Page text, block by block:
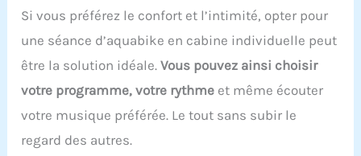
Si vous préférez le confort et l’intimité, opter pour
une séance d’aquabike en cabine individuelle peut
être la solution idéale.Vous pouvez ainsi choisir
votre programme, votre rythme et même écouter
votre musique préférée. Le tout sans subir le
regard des autres.